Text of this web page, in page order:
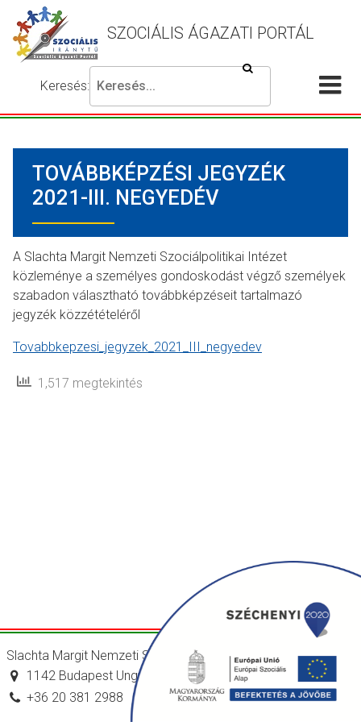
SZOCIÁLIS ÁGAZATI PORTÁL
Keresés:
Írja
be
keresni
kívánt
kifejezést,
meg
keresés
gombot.
Keresés
beállítások
TOVÁBBKÉPZÉSI JEGYZÉK
2021-III. NEGYEDÉV
A Slachta Margit Nemzeti Szociálpolitikai Intézet
közleménye a személyes gondoskodást végző személyek
szabadon választható továbbképzéseit tartalmazó
jegyzék közzétételéről
Tovabbkepzesi_jegyzek_2021_III_negyedev
1,517 megtekintés
Slachta Margit Nemzeti Szociálpolitikai Intézet
1142 Budapest Ungvár utca 64-66.
+36 20 381 2988
titkarsag@nszi.gov.hu